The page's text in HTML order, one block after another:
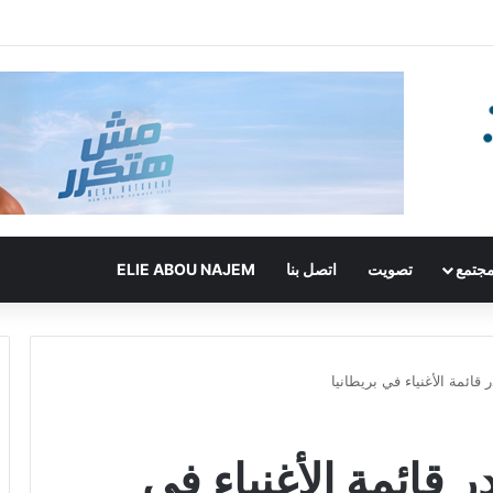
مجتمع تصويت اتصل بنا ELIE ABOU NAJEM
الأغنياء في بريطانيا
قائمة الأغنياء في